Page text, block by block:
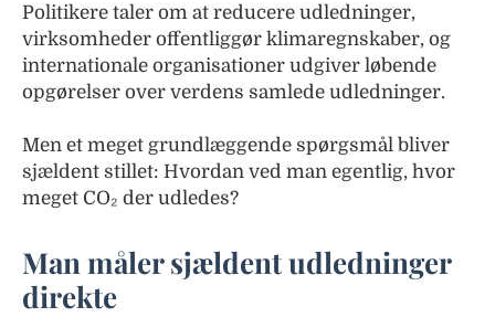
Politikere taler om at reducere udledninger,
virksomheder offentliggør klimaregnskaber, og
internationale organisationer udgiver løbende
opgørelser over verdens samlede udledninger.
Men et meget grundlæggende spørgsmål bliver
sjældent stillet: Hvordan ved man egentlig, hvor
meget CO₂ der udledes?
Man måler sjældent udledninger
direkte